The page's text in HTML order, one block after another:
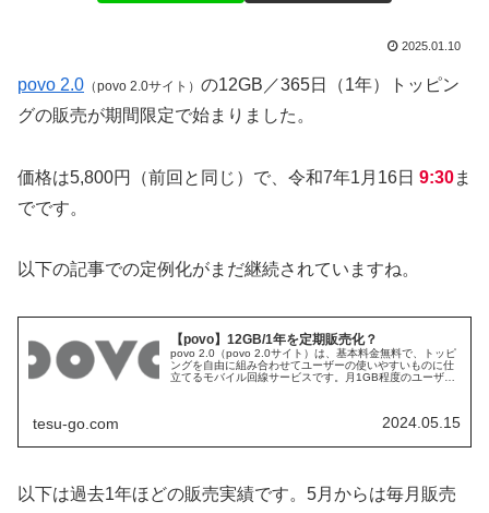
2025.01.10
povo 2.0 （povo 2.0サイト） の12GB／365日（1年）トッピン
グの販売が期間限定で始まりました。
価格は5,800円（前回と同じ）で、令和7年1月16日 9:30ま
でです。
以下の記事での定例化がまだ継続されていますね。
【povo】12GB/1年を定期販売化？
povo 2.0（povo 2.0サイト）は、基本料金無料で、トッピ
ングを自由に組み合わせてユーザーの使いやすいものに仕
立てるモバイル回線サービスです。月1GB程度のユーザー
tesu-go.com 2024.05.15
以下は過去1年ほどの販売実績です。5月からは毎月販売